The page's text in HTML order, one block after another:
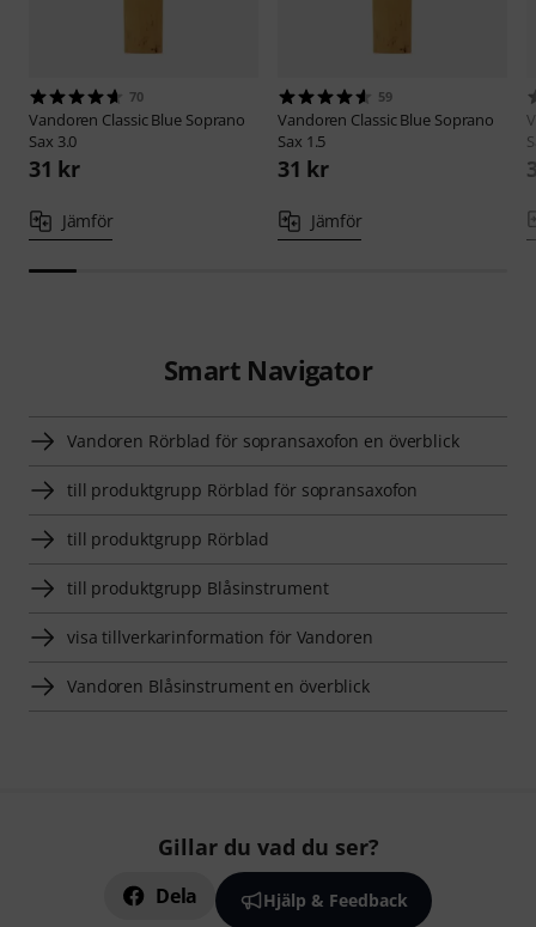
70
Vandoren Classic Blue Soprano
Sax 3.0
31 kr
Jämför
59
Vandoren Classic Blue Soprano
Sax 1.5
31 kr
Jämför
Smart Navigator
Vandoren Rörblad för sopransaxofon en överblick
till produktgrupp Rörblad för sopransaxofon
till produktgrupp Rörblad
till produktgrupp Blåsinstrument
visa tillverkarinformation för Vandoren
Vandoren Blåsinstrument en överblick
Gillar du vad du ser?
Dela Hjälp & Feedback